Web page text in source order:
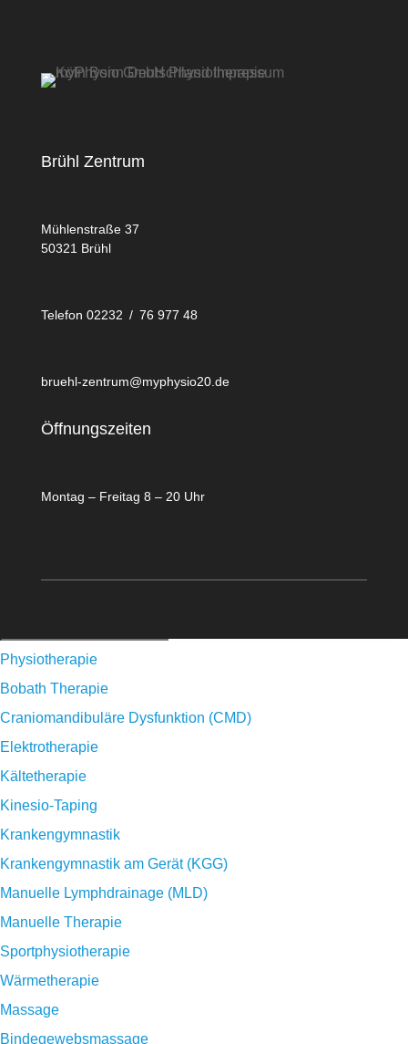
Brühl Zentrum
Mühlenstraße 37
50321 Brühl
Telefon 02232 / 76 977 48
bruehl-zentrum@myphysio20.de
Öffnungszeiten
Montag – Freitag 8 – 20 Uhr
Physiotherapie
Bobath Therapie
Craniomandibuläre Dysfunktion (CMD)
Elektrotherapie
Kältetherapie
Kinesio-Taping
Krankengymnastik
Krankengymnastik am Gerät (KGG)
Manuelle Lymphdrainage (MLD)
Manuelle Therapie
Sportphysiotherapie
Wärmetherapie
Massage
Bindegewebsmassage